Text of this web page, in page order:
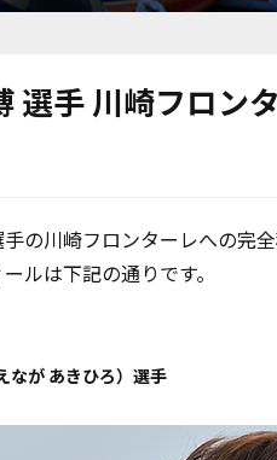
選手 川崎フロン
の川崎フロンターレへの完
ルは下記の通りです。
なが あきひろ）選手